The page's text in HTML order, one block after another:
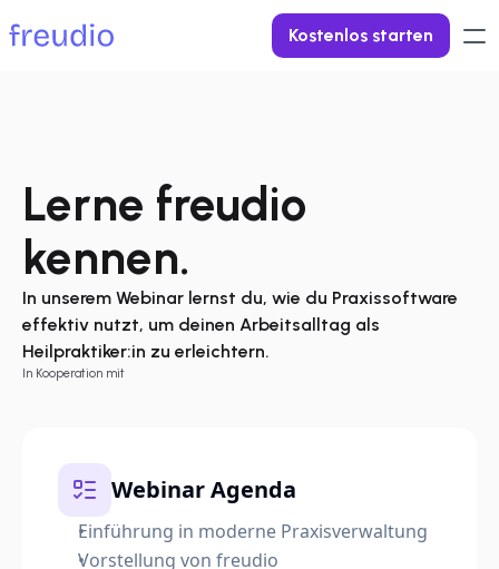
Kostenlos starten
Lerne freudio
kennen.
In unserem Webinar lernst du, wie du Praxissoftware
effektiv nutzt, um deinen Arbeitsalltag als
Heilpraktiker:in zu erleichtern.
In Kooperation mit
Webinar Agenda
Einführung in moderne Praxisverwaltung
Vorstellung von freudio